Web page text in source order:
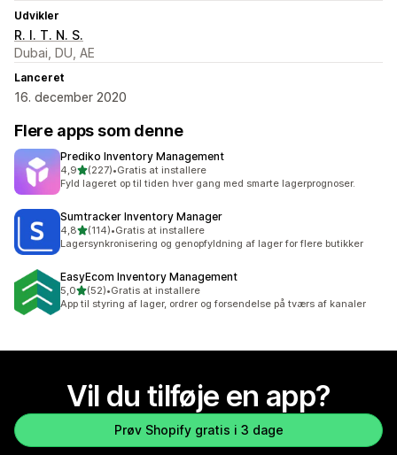
Udvikler
R. I. T. N. S.
Dubai, DU, AE
Lanceret
16. december 2020
Flere apps som denne
Prediko Inventory Management
4,9ud af 5 stjerner
(227)
227 anmeldelser i alt
•Gratis at installere
Fyld lageret op til tiden hver gang med smarte lagerprognoser.
Sumtracker Inventory Manager
4,8ud af 5 stjerner
(114)
114 anmeldelser i alt
•Gratis at installere
Lagersynkronisering og genopfyldning af lager for flere butikker
EasyEcom Inventory Management
5,0ud af 5 stjerner
(52)
52 anmeldelser i alt
•Gratis at installere
App til styring af lager, ordrer og forsendelse på tværs af kanaler
Vil du tilføje en app?
Prøv Shopify gratis i 3 dage